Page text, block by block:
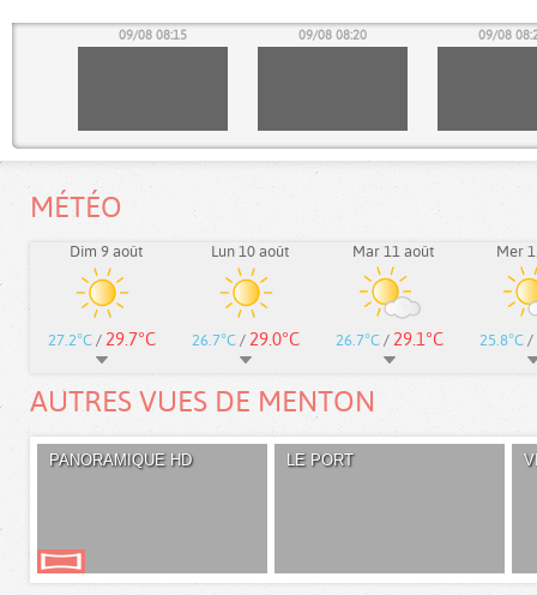
09/08 08:15 09/08 08:20 09/08
MÉTÉO
Dim 9 août
27.2°C / 29.7°C
Lun 10 août
26.7°C / 29.0°C
Mar 11 août
26.7°C / 29.1°C
Mer
25.8°C /
AUTRES VUES DE MENTON
PANORAMIQUE HD LE PORT